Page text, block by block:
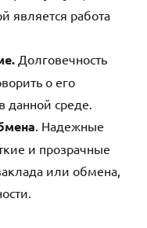
является работа
Долговечность
о его
данной среде.
. Надежные
и прозрачные
или обмена,